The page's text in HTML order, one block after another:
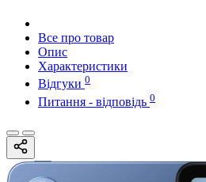
Все про товар
Опис
Характеристики
Відгуки 0
Питання - відповідь 0